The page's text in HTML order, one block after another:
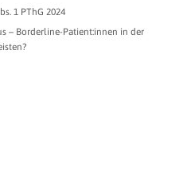
1 PThG 2024
– Borderline-Patient:innen in der